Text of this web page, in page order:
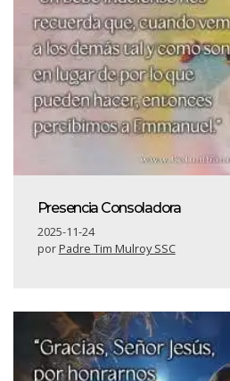
Presencia Consoladora
2025-11-24
porPadre Tim Mulroy SSC